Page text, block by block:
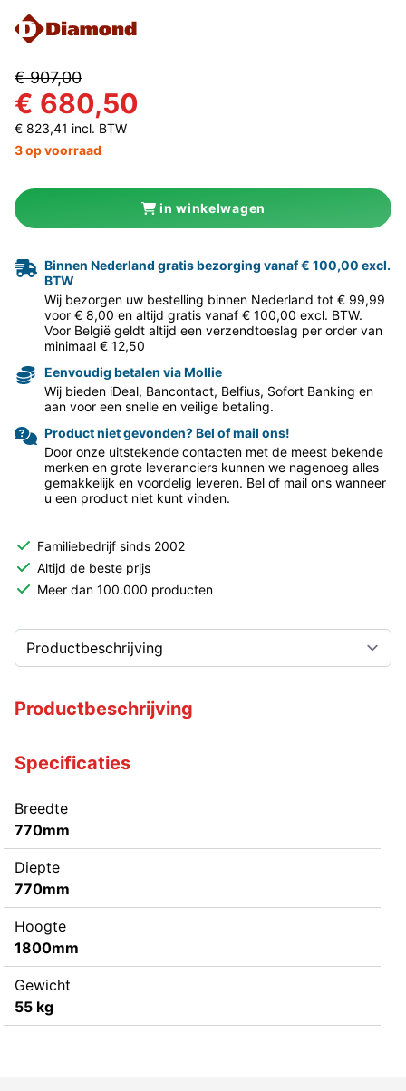
€ 907,00
€ 680,50
€ 823,41 incl. BTW
3 op voorraad
in winkelwagen
Binnen Nederland gratis bezorging vanaf € 100,00 excl.
BTW
Wij bezorgen uw bestelling binnen Nederland tot € 99,99
voor € 8,00 en altijd gratis vanaf € 100,00 excl. BTW.
Voor België geldt altijd een verzendtoeslag per order van
minimaal € 12,50
Eenvoudig betalen via Mollie
Wij bieden iDeal, Bancontact, Belfius, Sofort Banking en
aan voor een snelle en veilige betaling.
Product niet gevonden? Bel of mail ons!
Door onze uitstekende contacten met de meest bekende
merken en grote leveranciers kunnen we nagenoeg alles
gemakkelijk en voordelig leveren. Bel of mail ons wanneer
u een product niet kunt vinden.
Familiebedrijf sinds 2002
Altijd de beste prijs
Meer dan 100.000 producten
Productbeschrijving
Specificaties
Breedte
770mm
Diepte
770mm
Hoogte
1800mm
Gewicht
55 kg